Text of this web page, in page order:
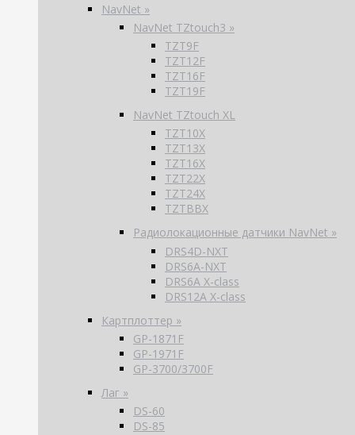
NavNet »
NavNet TZtouch3 »
TZT9F
TZT12F
TZT16F
TZT19F
NavNet TZtouch XL
TZT10X
TZT13X
TZT16X
TZT22X
TZT24X
TZTBBX
Радиолокационные датчики NavNet »
DRS4D-NXT
DRS6A-NXT
DRS6A X-class
DRS12A X-class
Картплоттер »
GP-1871F
GP-1971F
GP-3700/3700F
Лаг »
DS-60
DS-85